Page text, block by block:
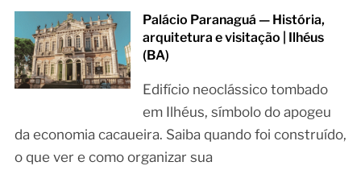
Palácio Paranaguá — História,
arquitetura e visitação | Ilhéus
(BA)
Edifício neoclássico tombado
em Ilhéus, símbolo do apogeu
da economia cacaueira. Saiba quando foi construído,
o que ver e como organizar sua